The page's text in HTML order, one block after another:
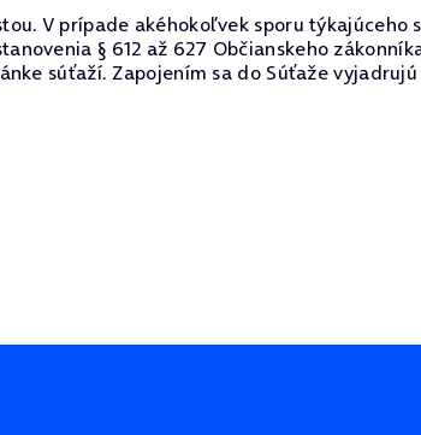
V prípade akéhokoľvek sporu týkajúceho
§ 612 až 627 Občianskeho
súťaží. Zapojením sa do Súťaže